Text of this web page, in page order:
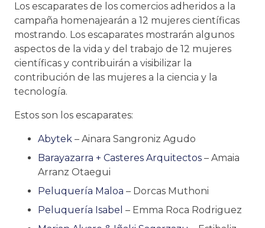
Los escaparates de los comercios adheridos a la
campaña homenajearán a 12 mujeres científicas
mostrando. Los escaparates mostrarán algunos
aspectos de la vida y del trabajo de 12 mujeres
científicas y contribuirán a visibilizar la
contribución de las mujeres a la ciencia y la
tecnología.
Estos son los escaparates:
Abytek – Ainara Sangroniz Agudo
Barayazarra + Casteres Arquitectos – Amaia
Arranz Otaegui
Peluquería Maloa – Dorcas Muthoni
Peluquería Isabel – Emma Roca Rodriguez